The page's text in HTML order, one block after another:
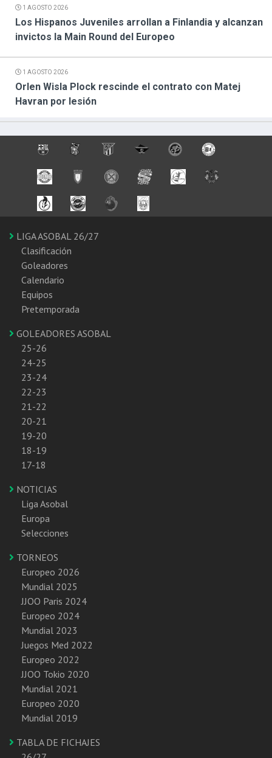
1 AGOSTO 2026
Los Hispanos Juveniles arrollan a Finlandia y alcanzan
invictos la Main Round del Europeo
1 AGOSTO 2026
Orlen Wisla Plock rescinde el contrato con Matej
Havran por lesión
LIGA ASOBAL 26/27
Clasificación
Goleadores
Calendario
Equipos
Pretemporada
GOLEADORES ASOBAL
25-26
24-25
23-24
22-23
21-22
20-21
19-20
18-19
17-18
NOTICIAS
Liga Asobal
Europa
Selecciones
TORNEOS
Europeo 2026
Mundial 2025
JJOO Paris 2024
Europeo 2024
Mundial 2023
Juegos Med 2022
Europeo 2022
JJOO Tokio 2020
Mundial 2021
Europeo 2020
Mundial 2019
TABLA DE FICHAJES